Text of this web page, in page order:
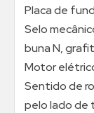
Placa de
Selo
buna N,
Motor
Sentido de
pelo lado de